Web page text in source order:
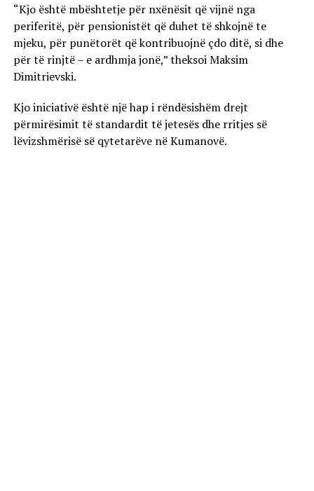
“Kjo është mbështetje për nxënësit që vijnë nga
periferitë, për pensionistët që duhet të shkojnë te
mjeku, për punëtorët që kontribuojnë çdo ditë, si dhe
për të rinjtë – e ardhmja jonë,” theksoi Maksim
Dimitrievski.
Kjo iniciativë është një hap i rëndësishëm drejt
përmirësimit të standardit të jetesës dhe rritjes së
lëvizshmërisë së qytetarëve në Kumanovë.